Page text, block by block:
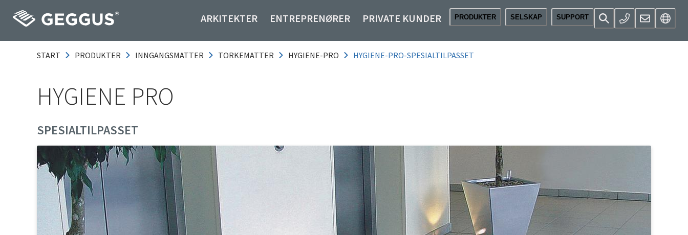
ARKITEKTER ENTREPRENØRER PRIVATE KUNDER PRODUKTER SELSKAP SUPPORT
START PRODUKTER INNGANGSMATTER TORKEMATTER HYGIENE-PRO HYGIENE-PRO-SPESIALTILPASSET
HYGIENE PRO
SPESIALTILPASSET